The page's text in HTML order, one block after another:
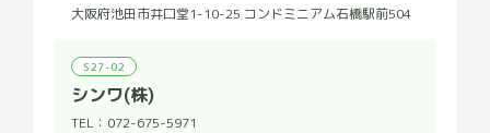
大阪府池田市井口堂1-10-25 コンドミニアム石橋駅前504
S27-02
シンワ(株)
TEL： 072-675-5971